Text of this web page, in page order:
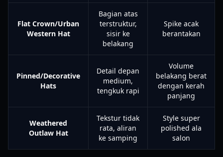
Flat Crown/Urban
Western Hat
Bagian atas
terstruktur,
sisir ke
belakang
Spike acak
berantakan
Pinned/Decorative
Hats
Detail depan
medium,
tengkuk rapi
Volume
belakang berat
dengan kerah
panjang
Weathered
Outlaw Hat
Tekstur tidak
rata, aliran
ke samping
Style super
polished ala
salon